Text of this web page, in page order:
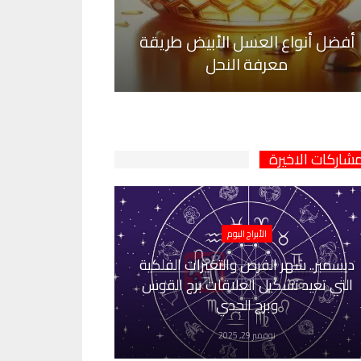
أفضل أنواع العسل الأبيض طريقة
معرفة النحل
الاخيرة
الأبراج اليوم
ديسمبر.. شهر الفرص والتغيرات الفلكية
التي تعيد تشكيل العلاقات برج القوس
وبرج الجدي
نوفمبر 29, 2025